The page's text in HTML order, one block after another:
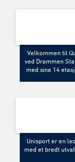
Velkommen til
ved Drammen
med sine 14
Unisport er en
med et bredt